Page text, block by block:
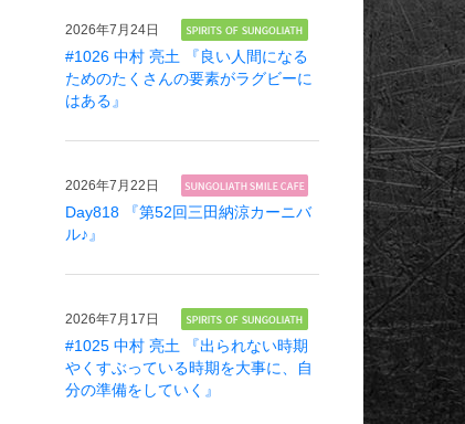
2026年7月24日
#1026 中村 亮土 『良い人間になる
ためのたくさんの要素がラグビーに
はある』
2026年7月22日
Day818 『第52回三田納涼カーニバ
ル♪』
2026年7月17日
#1025 中村 亮土 『出られない時期
やくすぶっている時期を大事に、自
分の準備をしていく』